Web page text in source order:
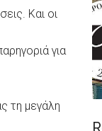
Και οι
για
τη μεγάλη